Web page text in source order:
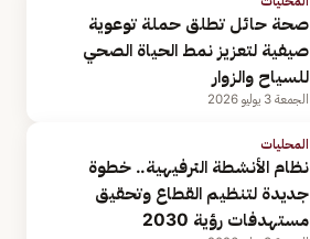
صحة حائل تطلق حملة توعوية
صيفية لتعزيز نمط الحياة الصحي
للسياح والزوار
الجمعة 3 يوليو 2026
المحليات
نظام الأنشطة الترفيهية.. خطوة
جديدة لتنظيم القطاع وتحقيق
مستهدفات رؤية 2030